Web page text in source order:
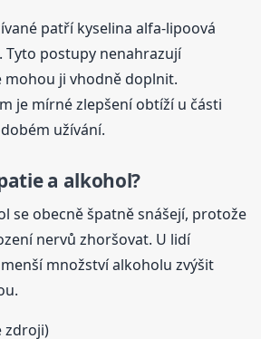
patří kyselina alfa-lipoová
Tyto postupy nenahrazují
mohou ji vhodně doplnit.
je mírné zlepšení obtíží u části
užívání.
a alkohol?
se obecně špatně snášejí, protože
nervů zhoršovat. U lidí
množství alkoholu zvýšit
zdroji)